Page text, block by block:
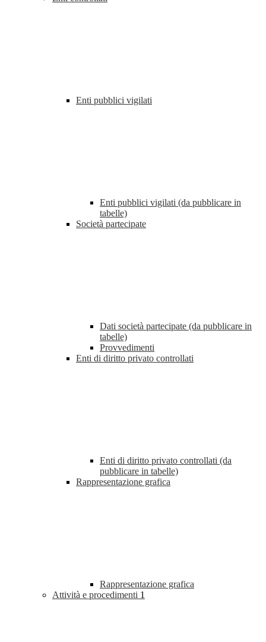
Enti pubblici vigilati
Enti pubblici vigilati (da pubblicare in
tabelle)
Società partecipate
Dati società partecipate (da pubblicare in
tabelle)
Provvedimenti
Enti di diritto privato controllati
Enti di diritto privato controllati (da
pubblicare in tabelle)
Rappresentazione grafica
Rappresentazione grafica
Attività e procedimenti 1